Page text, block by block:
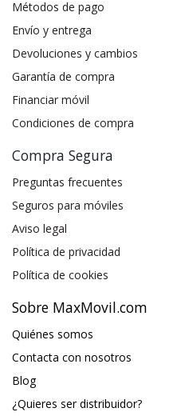
Métodos de pago
Envío y entrega
Devoluciones y cambios
Garantía de compra
Financiar móvil
Condiciones de compra
Compra Segura
Preguntas frecuentes
Seguros para móviles
Aviso legal
Política de privacidad
Política de cookies
Sobre MaxMovil.com
Quiénes somos
Contacta con nosotros
Blog
¿Quieres ser distribuidor?